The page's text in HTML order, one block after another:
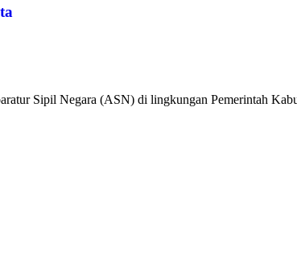
Sipil Negara (ASN) di lingkungan Pemerintah